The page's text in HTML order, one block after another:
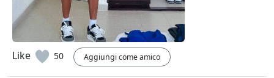
Like 50 Aggiungi come amico